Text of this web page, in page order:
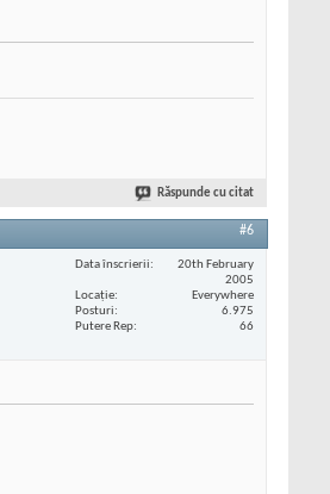
Răspunde cu citat
#6
Data înscrierii
20th February
2005
Locaţie
Everywhere
Posturi
6.975
Putere Rep
66